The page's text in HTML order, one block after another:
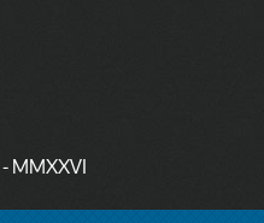
- MMXXVI